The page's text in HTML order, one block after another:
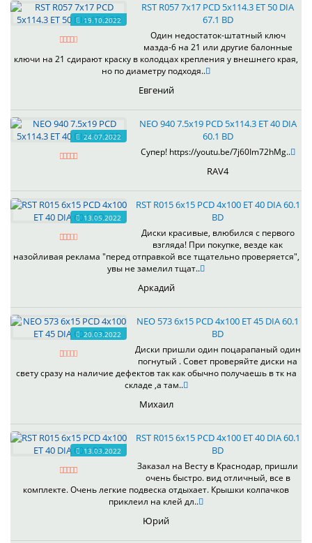
19.10.2022
RST R057 7x17 PCD 5x114.3 ET 50 DIA
67.1 BD
Один недостаток-штатный ключ
мазда-6 на 21 или другие балонные
ключи на 21 сдирают краску в колодцах крепления у внешнего края,
но по диаметру подходя..
Евгений
24.07.2022
NEO 940 7.5x19 PCD 5x114.3 ET 40 DIA
60.1 BD
Супер! https://youtu.be/7j60Im72hMg..
RAV4
13.05.2022
RST R015 6x15 PCD 4x100 ET 40 DIA 60.1
BD
Диски красивые, влюбился с первого
взгляда! При покупке, везде как
назойливая реклама "перед отправкой все тщательно проверяется",
увы не замелил тщат..
Аркадий
20.03.2022
NEO 573 6x15 PCD 4x100 ET 45 DIA 60.1
BD
Диски пришли один поцарапаный один
погнутый . Совет проверяйте диски на
свету сразу на наличие дефектов так как обычно получаешь в тк на
складе ,а там..
Михаил
13.03.2022
RST R015 6x15 PCD 4x100 ET 40 DIA 60.1
BD
Заказал на Весту в Краснодар, пришли
очень быстро. вид отличный, все в
комплекте. Очень легкие подвеска отдыхает. Крышки колпачков
приклеил на клей дл..
Юрий